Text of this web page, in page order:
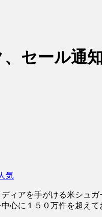
、セール通
気
ィアを手がける米シ
心に１５０万件を超え